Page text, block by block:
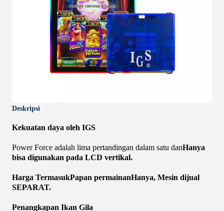
Deskripsi
Kekuatan daya oleh IGS
Power Force adalah lima pertandingan dalam satu danHanya
bisa digunakan pada LCD vertikal.
Harga TermasukPapan permainanHanya, Mesin dijual
SEPARAT.
Penangkapan Ikan Gila